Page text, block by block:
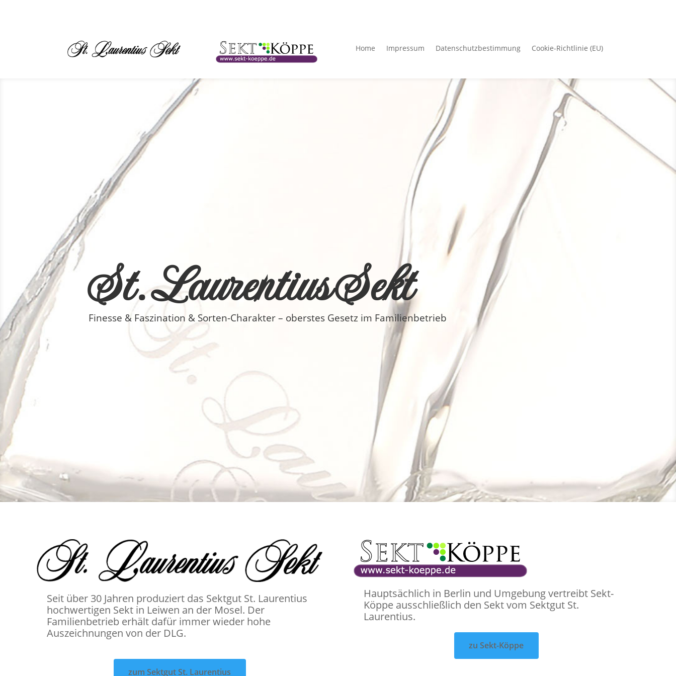
Home Impressum Datenschutzbestimmung Cookie-Richtlinie (EU)
St. Laurentius Sekt
Finesse & Faszination & Sorten-Charakter – oberstes Gesetz im Familienbetrieb
Seit über 30 Jahren produziert das Sektgut St. Laurentius
hochwertigen Sekt in Leiwen an der Mosel. Der
Familienbetrieb erhält dafür immer wieder hohe
Auszeichnungen von der DLG.
zum Sektgut St. Laurentius
Hauptsächlich in Berlin und Umgebung vertreibt Sekt-
Köppe ausschließlich den Sekt vom Sektgut St.
Laurentius.
zu Sekt-Köppe